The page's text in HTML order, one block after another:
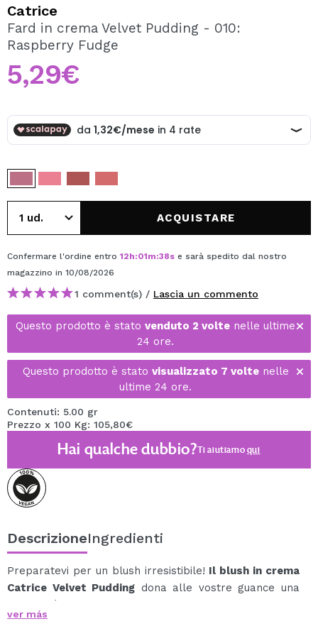
Creando un account su Maquibeauty.it potrai fare i tuoi
acquisti velocemente, controllare lo stato dei tuoi ordini e
Catrice
Fard in crema Velvet Pudding - 010:
Raspberry Fudge
5,29€
ACQUISTARE
Confermare l'ordine entro 12h:01m:37s e sarà spedito dal nostro
magazzino in 10/08/2026
1 comment(s) / Lascia un commento
Questo prodotto è stato venduto 2 volte nelle ultime
24 ore.
Questo prodotto è stato visualizzato 7 voltenelle
ultime 24 ore.
Contenuti: 5.00 gr
Prezzo x 100 Kg: 105,80€
Hai qualche dubbio?Ti aiutiamoqui
DescrizioneIngredienti
Preparatevi per un blush irresistibile! Il blush in crema
Catrice Velvet Pudding dona alle vostre guance una
luminosità naturale con una finitura perfettamente
sfumata.
ver más